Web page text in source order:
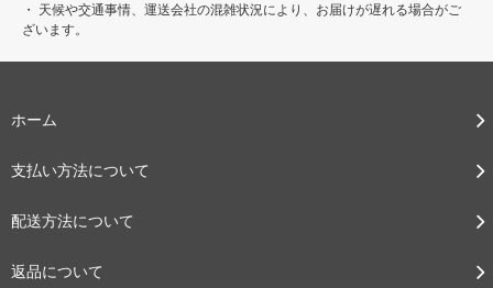
・ 天候や交通事情、運送会社の混雑状況により、お届けが遅れる場合がご
ざいます。
ホーム
支払い方法について
配送方法について
返品について